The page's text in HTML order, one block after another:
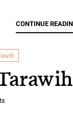
CONTINUE